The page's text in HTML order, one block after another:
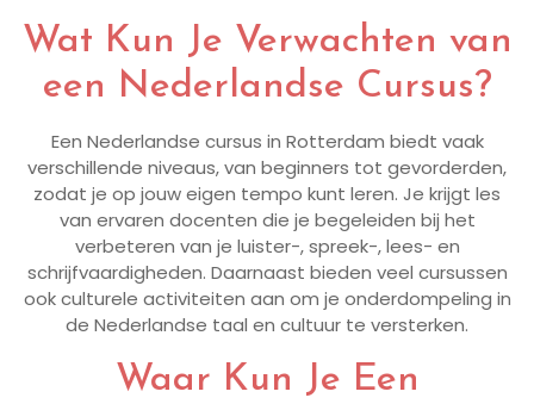
Wat Kun Je Verwachten van
een Nederlandse Cursus?
Een Nederlandse cursus in Rotterdam biedt vaak
verschillende niveaus, van beginners tot gevorderden,
zodat je op jouw eigen tempo kunt leren. Je krijgt les
van ervaren docenten die je begeleiden bij het
verbeteren van je luister-, spreek-, lees- en
schrijfvaardigheden. Daarnaast bieden veel cursussen
ook culturele activiteiten aan om je onderdompeling in
de Nederlandse taal en cultuur te versterken.
Waar Kun Je Een